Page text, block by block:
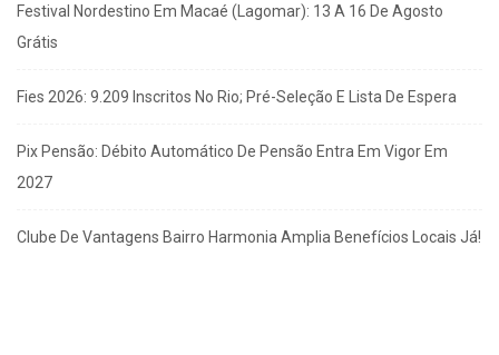
Festival Nordestino Em Macaé (Lagomar): 13 A 16 De Agosto
Grátis
Fies 2026: 9.209 Inscritos No Rio; Pré-Seleção E Lista De Espera
Pix Pensão: Débito Automático De Pensão Entra Em Vigor Em
2027
Clube De Vantagens Bairro Harmonia Amplia Benefícios Locais Já!